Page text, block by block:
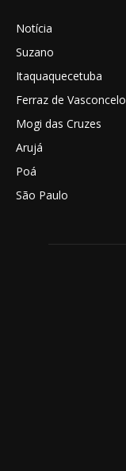
Notícia
Suzano
Itaquaquecetuba
Ferraz de
Mogi das Cruzes
Arujá
Poá
São Paulo